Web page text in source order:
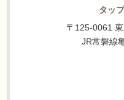
タッ
〒125-0061
JR常磐線